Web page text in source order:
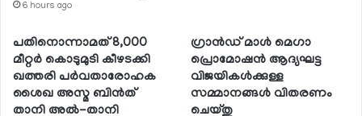
6 hours ago
പതിനൊന്നാമത് 8,000
മീറ്റര്‍ കൊടുമുടി കീഴടക്കി
ഖത്തരി പര്‍വതാരോഹക
ശൈഖ അസ്മ ബിന്‍ത്
താനി അല്‍-താനി
ഗ്രാന്‍ഡ് മാള്‍ മെഗാ
പ്രൊമോഷന്‍ ആദ്യഘട്ട
വിജയികള്‍ക്കുള്ള
സമ്മാനങ്ങള്‍ വിതരണം
ചെയ്തു